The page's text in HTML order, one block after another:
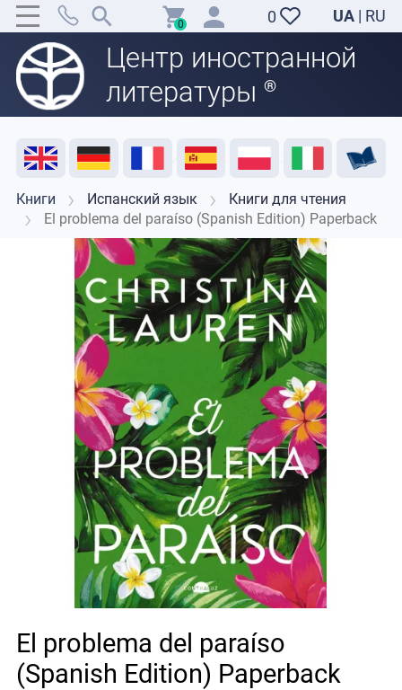
0 UA | RU
Центр иностранной
литературы ®
0
Акция Распродажа Отзывы Поддержка преподавателей
Книги Испанский язык
Книги для чтения
El problema del paraíso (Spanish Edition) Paperback
El problema del paraíso
(Spanish Edition) Paperback